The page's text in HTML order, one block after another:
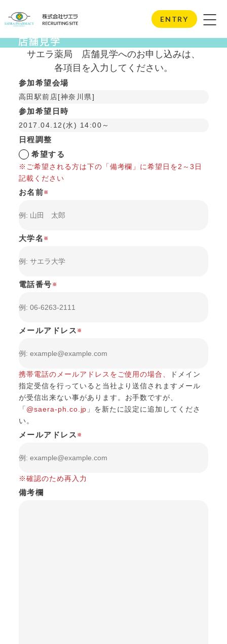
ENTRY
Store Visits
店舗見学
サエラ薬局 店舗見学へのお申し込みは、
各項目を入力してください。
参加希望会場
高田駅前店[神奈川県]
参加希望日時
2017.04.12(水) 14:00～
日程調整
希望する
※ご希望される方は下の「備考欄」に希望日を2～3日
記載ください
お名前 ※
大学名 ※
電話番号 ※
メールアドレス ※
携帯電話のメールアドレスをご使用の場合、
ドメイン
指定受信を行っていると当社より送信されますメール
が受信出来ない事があります。 お手数ですが、
「 @saera-ph.co.jp 」を新たに設定に追加してくださ
い。
メールアドレス ※
※確認のため再入力
備考欄